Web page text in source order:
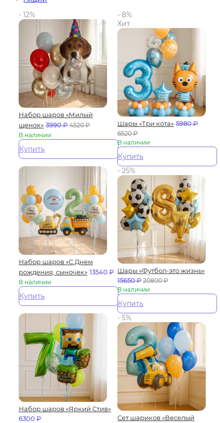
- 12%
Набор шаров «Милый
щенок» 3990₽ 4520₽
В наличии
Купить
- 8%
Хит
Шары «Три кота» 5980₽
6520₽
В наличии
Купить
Набор шаров «С Днем
рождения, сыночек» 13540₽
В наличии
Купить
- 25%
Шары «Футбол-это жизнь»
15650₽ 20800₽
В наличии
Купить
Набор шаров «Яркий Стив»
6300₽
- 5%
Сет шариков «Веселый